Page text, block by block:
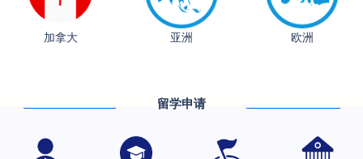
加拿大 亚洲 欧洲
留学申请
格拉斯哥大学国际商务硕士录取案例